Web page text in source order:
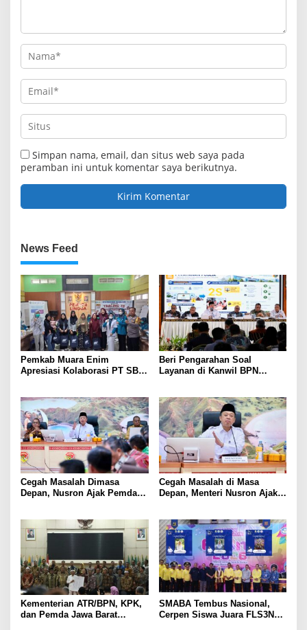
Simpan nama, email, dan situs web saya pada
peramban ini untuk komentar saya berikutnya.
News Feed
Pemkab Muara Enim
Apresiasi Kolaborasi PT SBS
Beri Pengarahan Soal
Layanan di Kanwil BPN
Pandang Masyarakat
Cegah Masalah Dimasa
Depan, Nusron Ajak Pemda
Cegah Masalah di Masa
Depan, Menteri Nusron Ajak
Kementerian ATR/BPN, KPK,
dan Pemda Jawa Barat
SMABA Tembus Nasional,
Cerpen Siswa Juara FLS3N